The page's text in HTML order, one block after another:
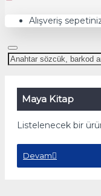
Alışveriş
Maya Kitap
Listelenecek bir
Devam